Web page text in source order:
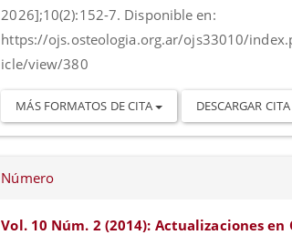
2026];10(2):152-7. Disponible en:
https://ojs.osteologia.org.ar/ojs33010/
icle/view/380
MÁS FORMATOS DE CITA DESCARGAR
Número
Vol. 10 Núm. 2 (2014): Actualizaciones en